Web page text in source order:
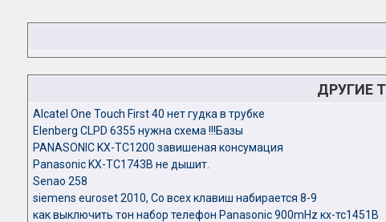
ДРУГИЕ
Alcatel One Touch First 40 нет гудка в трубке
Elenberg CLPD 6355 нужна схема !!!Базы
PANASONIC KX-TC1200 завишеная консумация
Panasonic KX-TC1743B не дышит.
Senao 258
siemens euroset 2010, Со всех клавиш набирается 8-9
как выключить тон набор телефон Panasonic 900mHz кх-тс1451В